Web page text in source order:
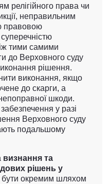
релігійного права чи
неправильним
правовою
тими самими
до Верховного суду
рішення.
виконання, якщо
до скарги, а
шкоди.
у разі
Верховного суду
подальшому
визнання та
рішень у
окремим шляхом